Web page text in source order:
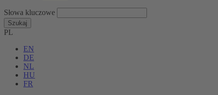
Słowa kluczowe
Szukaj
PL
EN
DE
NL
HU
FR